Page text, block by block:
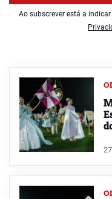
Ao subscrever está a